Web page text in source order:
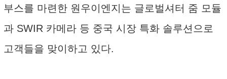
부스를 마련한 원우이엔지는 글로벌셔터 줌 모듈
과 SWIR 카메라 등 중국 시장 특화 솔루션으로
고객들을 맞이하고 있다.